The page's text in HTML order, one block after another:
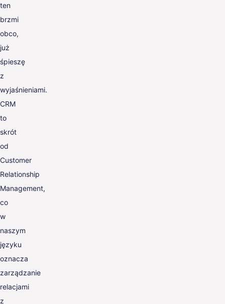
ten
brzmi
obco,
już
śpieszę
z
wyjaśnieniami.
CRM
to
skrót
od
Customer
Relationship
Management,
co
w
naszym
języku
oznacza
zarządzanie
relacjami
z